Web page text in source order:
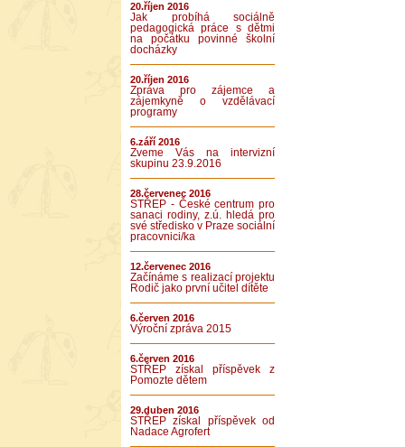
20.říjen 2016
Jak probíhá sociálně
pedagogická práce s dětmi
na počátku povinné školní
docházky
20.říjen 2016
Zpráva pro zájemce a
zájemkyně o vzdělávací
programy
6.září 2016
Zveme Vás na intervizní
skupinu 23.9.2016
28.červenec 2016
STŘEP - České centrum pro
sanaci rodiny, z.ú. hledá pro
své středisko v Praze sociální
pracovnici/ka
12.červenec 2016
Začínáme s realizací projektu
Rodič jako první učitel dítěte
6.červen 2016
Výroční zpráva 2015
6.červen 2016
STŘEP získal příspěvek z
Pomozte dětem
29.duben 2016
STŘEP získal příspěvek od
Nadace Agrofert